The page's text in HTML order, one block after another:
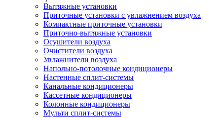
Вытяжные установки
Приточные установки с увлажнением воздуха
Компактные приточные установки
Приточно-вытяжные установки
Осушители воздуха
Очистители воздуха
Увлажнители воздуха
Напольно-потолочные кондиционеры
Настенные сплит-системы
Канальные кондиционеры
Кассетные кондиционеры
Колонные кондиционеры
Мульти сплит-системы